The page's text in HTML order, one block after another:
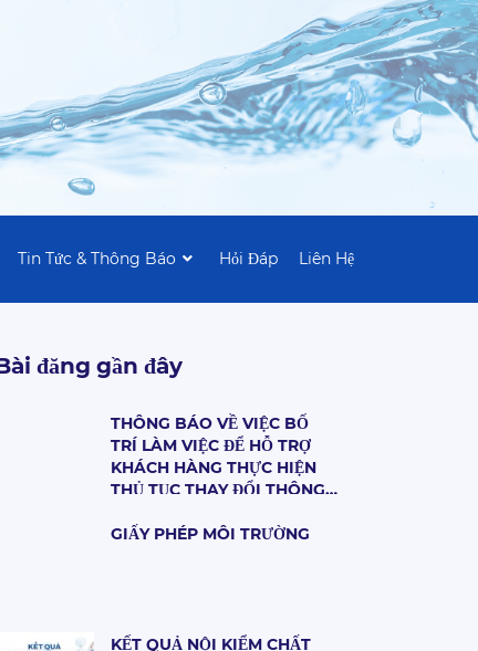
Tin Tức & Thông Báo Hỏi Đáp Liên Hệ
đăng gần đây
THÔNG BÁO VỀ VIỆC BỐ
TRÍ LÀM VIỆC ĐỂ HỖ TRỢ
KHÁCH HÀNG THỰC HIỆN
THỦ TỤC THAY ĐỔI THÔNG
CẤP NƯỚC
GIẤY PHÉP MÔI TRƯỜNG
KẾT QUẢ NỘI KIỂM CHẤT